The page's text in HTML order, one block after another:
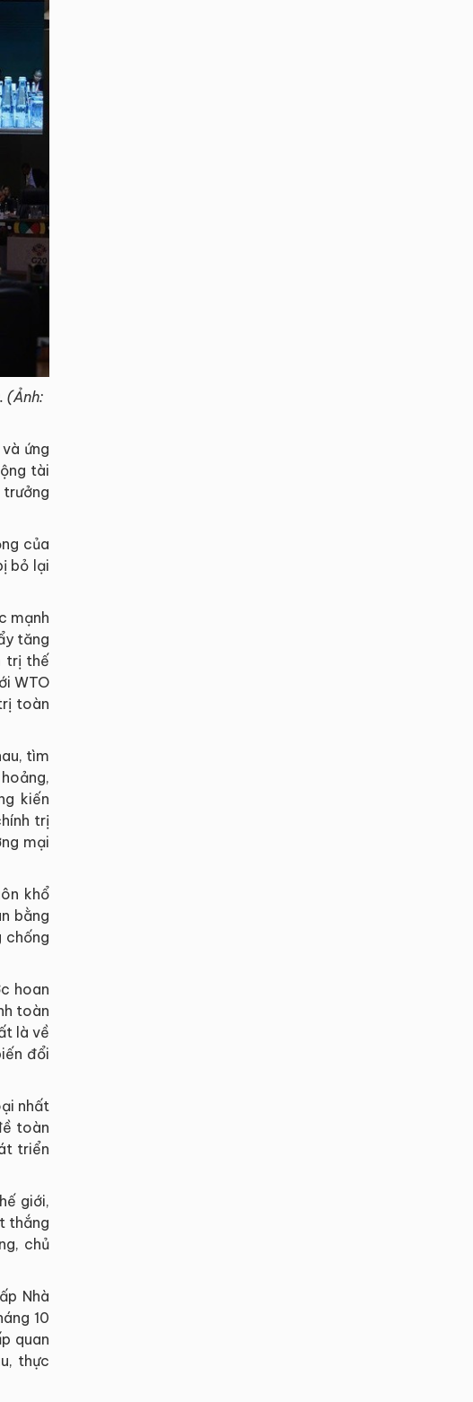
(Ảnh:
ứng
tài
trưởng
của
bỏ lại
mạnh
tăng
trị thế
WTO
toàn
tìm
kiến
trị
mại
khổ
bằng
chống
hoan
toàn
là về
đổi
nhất
toàn
triển
giới,
thắng
chủ
Nhà
10
quan
thực